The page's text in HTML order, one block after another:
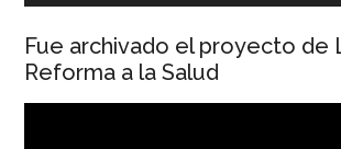
Fue archivado el proyecto de
Reforma a la Salud